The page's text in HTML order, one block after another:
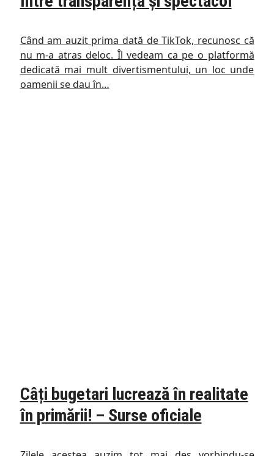
Când am auzit prima dată de TikTok, recunosc că
nu m-a atras deloc. Îl vedeam ca pe o platformă
dedicată mai mult divertismentului, un loc unde
oamenii se dau în…
Câți bugetari lucrează în realitate
în primării! – Surse oficiale